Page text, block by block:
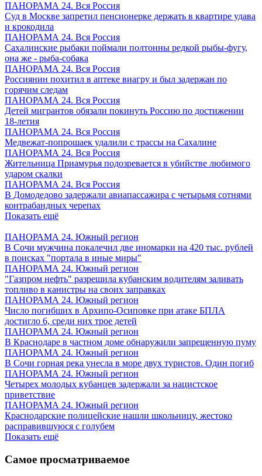
ПАНОРАМА 24. Вся Россия
Суд в Москве запретил пенсионерке держать в квартире удава
и крокодила
ПАНОРАМА 24. Вся Россия
Сахалинские рыбаки поймали полтонны редкой рыбы-фугу,
она же - рыба-собака
ПАНОРАМА 24. Вся Россия
Россиянин похитил в аптеке виагру и был задержан по
горячим следам
ПАНОРАМА 24. Вся Россия
Детей мигрантов обязали покинуть Россию по достижении
18-летия
ПАНОРАМА 24. Вся Россия
Медвежат-попрошаек удалили с трассы на Сахалине
ПАНОРАМА 24. Вся Россия
Жительница Приамурья подозревается в убийстве любимого
ударом скалки
ПАНОРАМА 24. Вся Россия
В Домодедово задержали авиапассажира с четырьмя сотнями
контрабандных черепах
Показать ещё
ПАНОРАМА 24. Южный регион
В Сочи мужчина покалечил две иномарки на 420 тыс. рублей
в поисках "портала в иные миры"
ПАНОРАМА 24. Южный регион
"Газпром нефть" разрешила кубанским водителям заливать
топливо в канистры на своих заправках
ПАНОРАМА 24. Южный регион
Число погибших в Архипо-Осиповке при атаке БПЛА
достигло 6, среди них трое детей
ПАНОРАМА 24. Южный регион
В Краснодаре в частном доме обнаружили запрещенную пуму
ПАНОРАМА 24. Южный регион
В Сочи горная река унесла в море двух туристов. Один погиб
ПАНОРАМА 24. Южный регион
Четырех молодых кубанцев задержали за нацистское
приветствие
ПАНОРАМА 24. Южный регион
Краснодарские полицейские нашли школьницу, жестоко
расправившуюся с голубем
Показать ещё
Самое просматриваемое